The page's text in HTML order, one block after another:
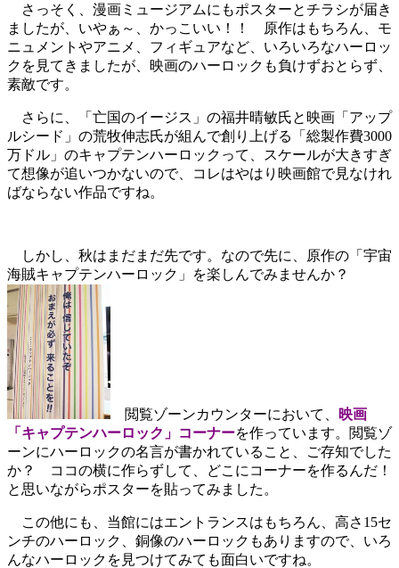
さっそく、漫画ミュージアムにもポスターとチラシが届き
ましたが、いやぁ～、かっこいい！！ 原作はもちろん、モ
ニュメントやアニメ、フィギュアなど、いろいろなハーロッ
クを見てきましたが、映画のハーロックも負けずおとらず、
素敵です。
さらに、「亡国のイージス」の福井晴敏氏と映画「アップ
ルシード」の荒牧伸志氏が組んで創り上げる「総製作費3000
万ドル」のキャプテンハーロックって、スケールが大きすぎ
て想像が追いつかないので、コレはやはり映画館で見なけれ
ばならない作品ですね。
しかし、秋はまだまだ先です。なので先に、原作の「宇宙
海賊キャプテンハーロック」を楽しんでみませんか？
閲覧ゾーンカウンターにおいて、
映画
「キャプテンハーロック」コーナーを作っています。閲覧ゾ
ーンにハーロックの名言が書かれていること、ご存知でした
か？ ココの横に作らずして、どこにコーナーを作るんだ！
と思いながらポスターを貼ってみました。
この他にも、当館にはエントランスはもちろん、高さ15セ
ンチのハーロック、銅像のハーロックもありますので、いろ
んなハーロックを見つけてみても面白いですね。